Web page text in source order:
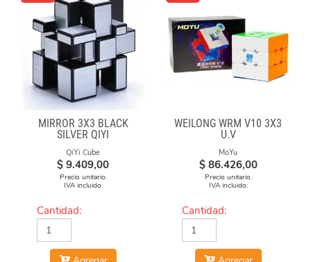
MIRROR 3X3 BLACK
SILVER QIYI
QiYi Cube
$ 9.409,00
Precio unitario.
IVA incluido.
Cantidad:
WEILONG WRM V10 3X3
U.V
MoYu
$ 86.426,00
Precio unitario.
IVA incluido.
Cantidad: